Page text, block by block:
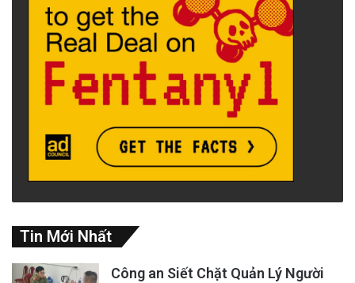
Tin Mới Nhất
Công an Siết Chặt Quản Lý Người